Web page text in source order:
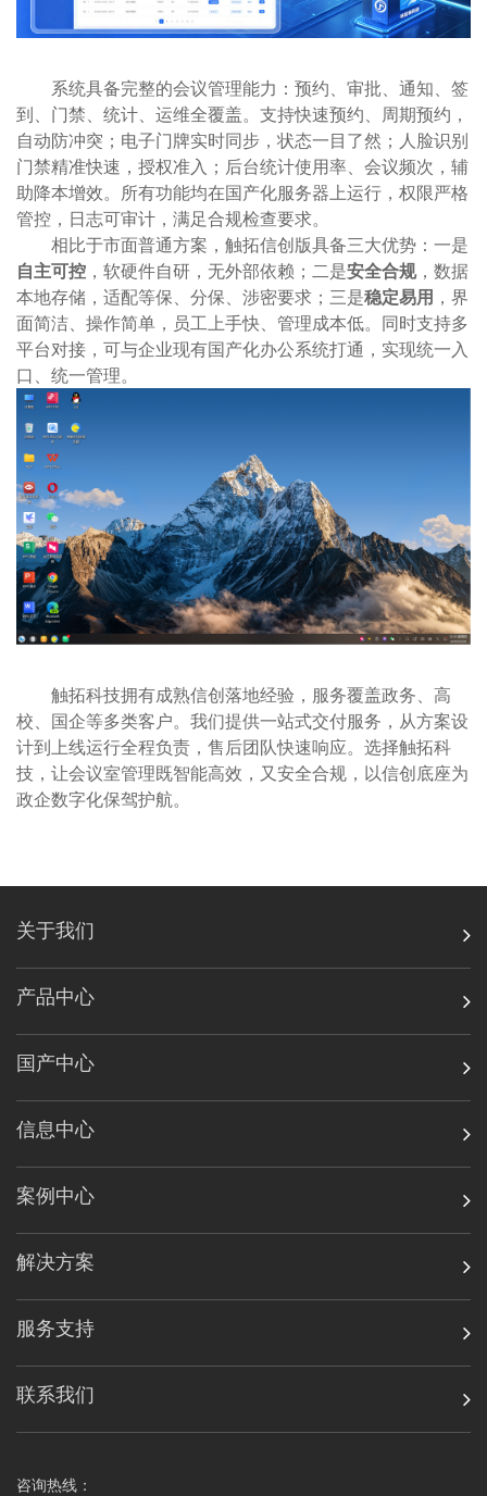
系统具备完整的会议管理能力：预约、审批、通知、签
到、门禁、统计、运维全覆盖。支持快速预约、周期预约，
自动防冲突；电子门牌实时同步，状态一目了然；人脸识别
门禁精准快速，授权准入；后台统计使用率、会议频次，辅
助降本增效。所有功能均在国产化服务器上运行，权限严格
管控，日志可审计，满足合规检查要求。
相比于市面普通方案，触拓信创版具备三大优势：一是
自主可控 ，软硬件自研，无外部依赖；二是安全合规，数据
本地存储，适配等保、分保、涉密要求；三是稳定易用 ，界
面简洁、操作简单，员工上手快、管理成本低。同时支持多
平台对接，可与企业现有国产化办公系统打通，实现统一入
口、统一管理。
触拓科技拥有成熟信创落地经验，服务覆盖政务、高
校、国企等多类客户。我们提供一站式交付服务，从方案设
计到上线运行全程负责，售后团队快速响应。选择触拓科
技，让会议室管理既智能高效，又安全合规，以信创底座为
政企数字化保驾护航。
关于我们
产品中心
国产中心
信息中心
案例中心
解决方案
服务支持
联系我们
咨询热线：